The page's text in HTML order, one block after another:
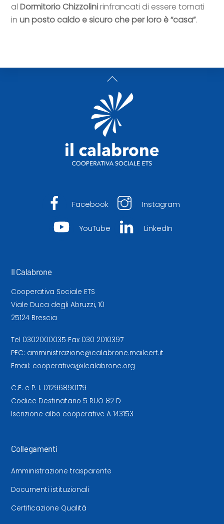
alDormitorio Chizzolinirinfrancati di essere tornati
inun posto caldo e sicuro che per loro è “casa”.
Back
To
Top
Facebook Instagram
YouTube LinkedIn
Il Calabrone
Cooperativa Sociale ETS
Viale Duca degli Abruzzi, 10
25124 Brescia
Tel 0302000035 Fax 030 2010397
PEC: amministrazione@calabrone.mailcert.it
Email: cooperativa@ilcalabrone.org
C.F. e P. I. 01296890179
Codice Destinatario 5 RUO 82 D
Iscrizione albo cooperative A 143153
Collegamenti
Amministrazione trasparente
Documenti istituzionali
Certificazione Qualità